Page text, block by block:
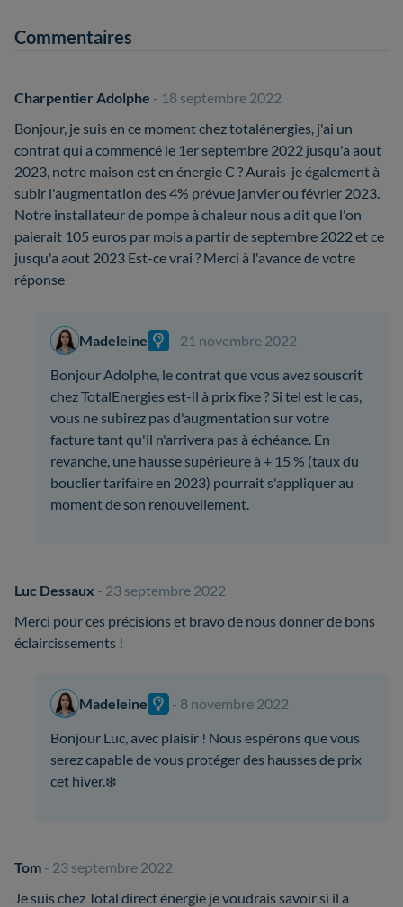
Commentaires
Charpentier Adolphe - 18 septembre 2022
Bonjour, je suis en ce moment chez totalénergies, j'ai un
contrat qui a commencé le 1er septembre 2022 jusqu'a aout
2023, notre maison est en énergie C ? Aurais-je également à
subir l'augmentation des 4% prévue janvier ou février 2023.
Notre installateur de pompe à chaleur nous a dit que l'on
paierait 105 euros par mois a partir de septembre 2022 et ce
jusqu'a aout 2023 Est-ce vrai ? Merci à l'avance de votre
réponse
Madeleine
- 21 novembre 2022
Bonjour Adolphe, le contrat que vous avez souscrit
chez TotalEnergies est-il à prix fixe ? Si tel est le cas,
vous ne subirez pas d'augmentation sur votre
facture tant qu'il n'arrivera pas à échéance. En
revanche, une hausse supérieure à + 15 % (taux du
bouclier tarifaire en 2023) pourrait s'appliquer au
moment de son renouvellement.
Luc Dessaux - 23 septembre 2022
Merci pour ces précisions et bravo de nous donner de bons
éclaircissements !
Madeleine
- 8 novembre 2022
Bonjour Luc, avec plaisir ! Nous espérons que vous
serez capable de vous protéger des hausses de prix
cet hiver.❄️
Tom - 23 septembre 2022
Je suis chez Total direct énergie je voudrais savoir si il a